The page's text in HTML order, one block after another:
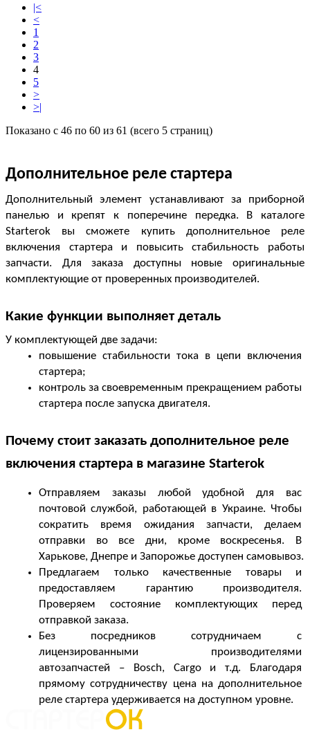
|<
<
1
2
3
4
5
>
>|
Показано с 46 по 60 из 61 (всего 5 страниц)
Дополнительное реле стартера
Дополнительный элемент устанавливают за приборной
панелью и крепят к поперечине передка. В каталоге
Starterok вы сможете купить дополнительное реле
включения стартера и повысить стабильность работы
запчасти. Для заказа доступны новые оригинальные
комплектующие от проверенных производителей.
Какие функции выполняет деталь
У комплектующей две задачи:
повышение стабильности тока в цепи включения
стартера;
контроль за своевременным прекращением работы
стартера после запуска двигателя.
Почему стоит заказать дополнительное реле
включения стартера в магазине Starterok
Отправляем заказы любой удобной для вас
почтовой службой, работающей в Украине. Чтобы
сократить время ожидания запчасти, делаем
отправки во все дни, кроме воскресенья. В
Харькове, Днепре и Запорожье доступен самовывоз.
Предлагаем только качественные товары и
предоставляем гарантию производителя.
Проверяем состояние комплектующих перед
отправкой заказа.
Без посредников сотрудничаем с
лицензированными производителями
автозапчастей – Bosch, Cargo и т.д. Благодаря
прямому сотрудничеству цена на дополнительное
реле стартера удерживается на доступном уровне.